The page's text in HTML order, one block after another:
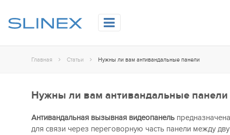
Главная Статьи Нужны ли вам антивандальные панели
Нужны ли вам антивандальные панели
Антивандальная вызывная видеопанель
для связи через переговорную часть панели между